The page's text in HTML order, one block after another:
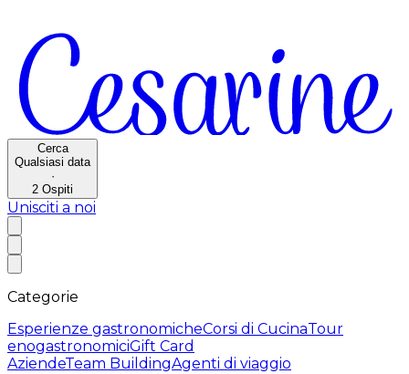
Cerca
Qualsiasi data
·
2 Ospiti
Unisciti a noi
Categorie
Esperienze gastronomicheCorsi di CucinaTour
enogastronomiciGift Card
AziendeTeam BuildingAgenti di viaggio